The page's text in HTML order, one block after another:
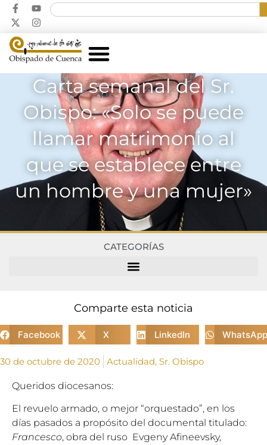
Carta semanal del Sr.
Obispo: «Solo se puede
llamar matrimonio al
que se establece entre
un hombre y una mujer»
CATEGORÍAS
Comparte esta noticia
Facebook X LinkedIn WhatsApp
30 de octubre de 2020 Actualidad, Sr. Obispo
Queridos diocesanos:
El revuelo armado, o mejor “orquestado”, en los
días pasados a propósito del documental titulado:
Francesco, obra del ruso Evgeny Afineevsky,